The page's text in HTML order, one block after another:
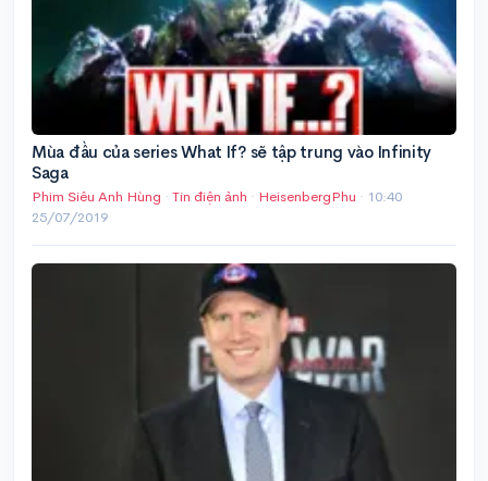
Mùa đầu của series What If? sẽ tập trung vào Infinity
Saga
Phim Siêu Anh Hùng · Tin điện ảnh · HeisenbergPhu · 10:40
25/07/2019